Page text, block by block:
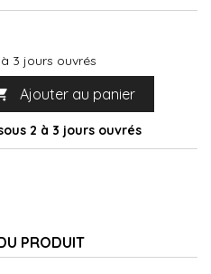
3 jours ouvrés
Ajouter au panier
2 à 3 jours ouvrés
PRODUIT